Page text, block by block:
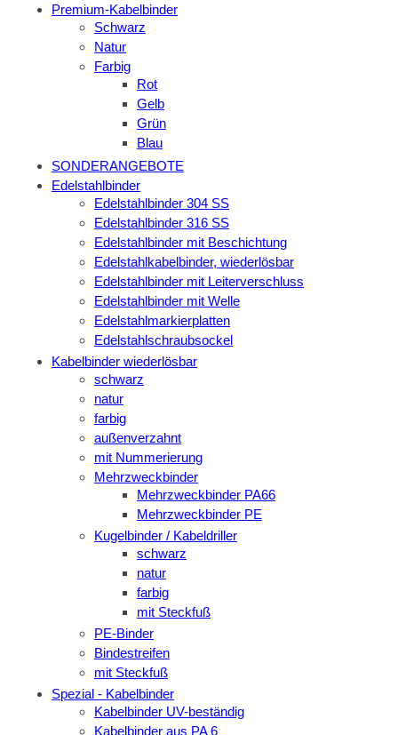
Premium-Kabelbinder
Schwarz
Natur
Farbig
Rot
Gelb
Grün
Blau
SONDERANGEBOTE
Edelstahlbinder
Edelstahlbinder 304 SS
Edelstahlbinder 316 SS
Edelstahlbinder mit Beschichtung
Edelstahlkabelbinder, wiederlösbar
Edelstahlbinder mit Leiterverschluss
Edelstahlbinder mit Welle
Edelstahlmarkierplatten
Edelstahlschraubsockel
Kabelbinder wiederlösbar
schwarz
natur
farbig
außenverzahnt
mit Nummerierung
Mehrzweckbinder
Mehrzweckbinder PA66
Mehrzweckbinder PE
Kugelbinder / Kabeldriller
schwarz
natur
farbig
mit Steckfuß
PE-Binder
Bindestreifen
mit Steckfuß
Spezial - Kabelbinder
Kabelbinder UV-beständig
Kabelbinder aus PA 6